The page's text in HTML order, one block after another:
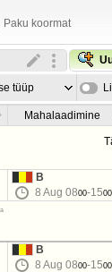
Paku koormat
tüüp
Mahalaadimine
B
8 Aug 0800-1500
B
8 Aug 0800-1500